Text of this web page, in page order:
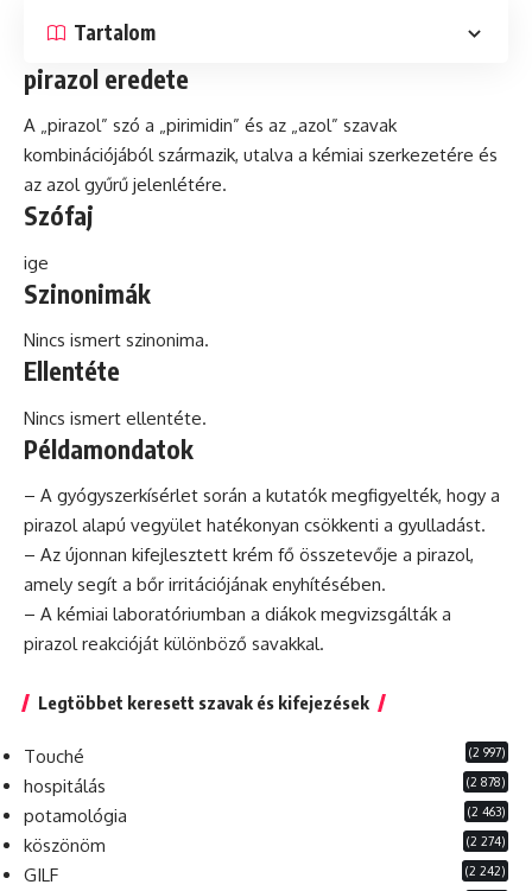
Tartalom
pirazol eredete
A „pirazol” szó a „pirimidin” és az „azol” szavak
kombinációjából származik, utalva a kémiai szerkezetére és
az azol gyűrű jelenlétére.
Szófaj
ige
Szinonimák
Nincs ismert szinonima.
Ellentéte
Nincs ismert ellentéte.
Példamondatok
– A gyógyszerkísérlet során a kutatók megfigyelték, hogy a
pirazol alapú vegyület hatékonyan csökkenti a gyulladást.
– Az újonnan kifejlesztett krém fő összetevője a pirazol,
amely segít a bőr irritációjának enyhítésében.
– A kémiai laboratóriumban a diákok megvizsgálták a
pirazol reakcióját különböző savakkal.
Legtöbbet keresett szavak és kifejezések
Touché (2 997)
hospitálás (2 878)
potamológia (2 463)
köszönöm (2 274)
GILF (2 242)